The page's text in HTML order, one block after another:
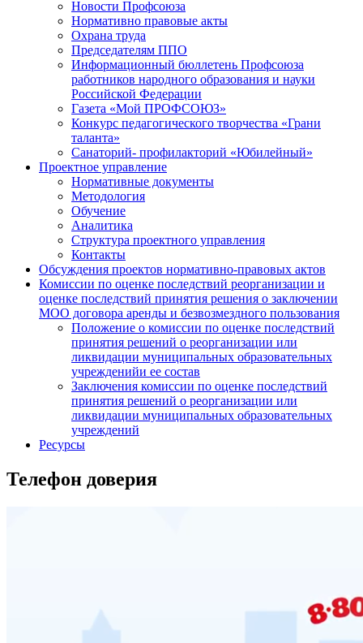
Новости Профсоюза
Нормативно правовые акты
Охрана труда
Председателям ППО
Информационный бюллетень Профсоюза
работников народного образования и науки
Российской Федерации
Газета «Мой ПРОФСОЮЗ»
Конкурс педагогического творчества «Грани
таланта»
Санаторий- профилакторий «Юбилейный»
Проектное управление
Нормативные документы
Методология
Обучение
Аналитика
Структура проектного управления
Контакты
Обсуждения проектов нормативно-правовых актов
Комиссии по оценке последствий реорганизации и
оценке последствий принятия решения о заключении
МОО договора аренды и безвозмездного пользования
Положение о комиссии по оценке последствий
принятия решений о реорганизации или
ликвидации муниципальных образовательных
учрежденийи ее состав
Заключения комиссии по оценке последствий
принятия решений о реорганизации или
ликвидации муниципальных образовательных
учреждений
Ресурсы
Телефон доверия